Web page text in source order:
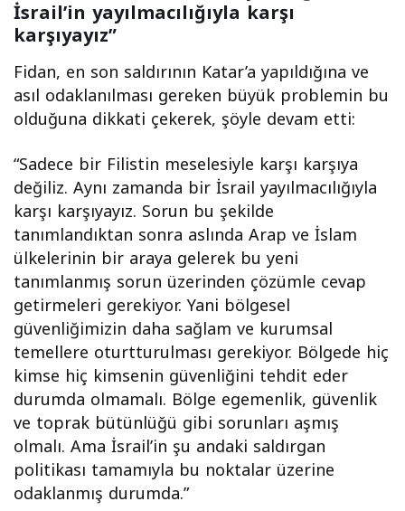
İsrail’in yayılmacılığıyla karşı
karşıyayız”
Fidan, en son saldırının Katar’a yapıldığına ve
asıl odaklanılması gereken büyük problemin bu
olduğuna dikkati çekerek, şöyle devam etti:
“Sadece bir Filistin meselesiyle karşı karşıya
değiliz. Aynı zamanda bir İsrail yayılmacılığıyla
karşı karşıyayız. Sorun bu şekilde
tanımlandıktan sonra aslında Arap ve İslam
ülkelerinin bir araya gelerek bu yeni
tanımlanmış sorun üzerinden çözümle cevap
getirmeleri gerekiyor. Yani bölgesel
güvenliğimizin daha sağlam ve kurumsal
temellere oturtturulması gerekiyor. Bölgede hiç
kimse hiç kimsenin güvenliğini tehdit eder
durumda olmamalı. Bölge egemenlik, güvenlik
ve toprak bütünlüğü gibi sorunları aşmış
olmalı. Ama İsrail’in şu andaki saldırgan
politikası tamamıyla bu noktalar üzerine
odaklanmış durumda.”